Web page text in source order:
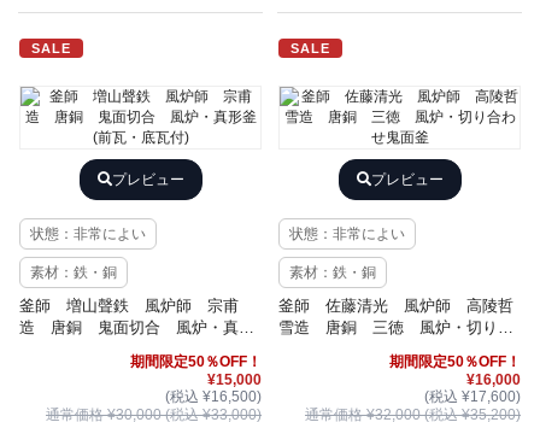
SALE
プレビュー
状態：非常によい
素材：鉄・銅
釜師 増山聲鉄 風炉師 宗甫
造 唐銅 鬼面切合 風炉・真形
釜(前瓦・底瓦付)
期間限定50％OFF！
¥15,000
(税込 ¥16,500)
通常価格 ¥30,000 (税込 ¥33,000)
SALE
プレビュー
状態：非常によい
素材：鉄・銅
釜師 佐藤清光 風炉師 高陵哲
雪造 唐銅 三徳 風炉・切り合
期間限定50％OFF！
¥16,000
(税込 ¥17,600)
通常価格 ¥32,000 (税込 ¥35,200)